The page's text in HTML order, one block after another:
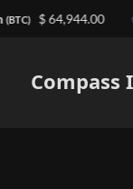
Compass
(BTC) $ 64,944.00